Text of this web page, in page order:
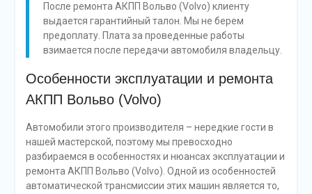
После ремонта АКПП Вольво (Volvo) клиенту
выдается гарантийный талон. Мы не берем
предоплату. Плата за проведенные работы
взимается после передачи автомобиля владельцу.
Особенности эксплуатации и ремонта
АКПП Вольво (Volvo)
Автомобили этого производителя – нередкие гости в
нашей мастерской, поэтому мы превосходно
разбираемся в особенностях и нюансах эксплуатации и
ремонта АКПП Вольво (Volvo). Одной из особенностей
автоматической трансмиссии этих машин является то,